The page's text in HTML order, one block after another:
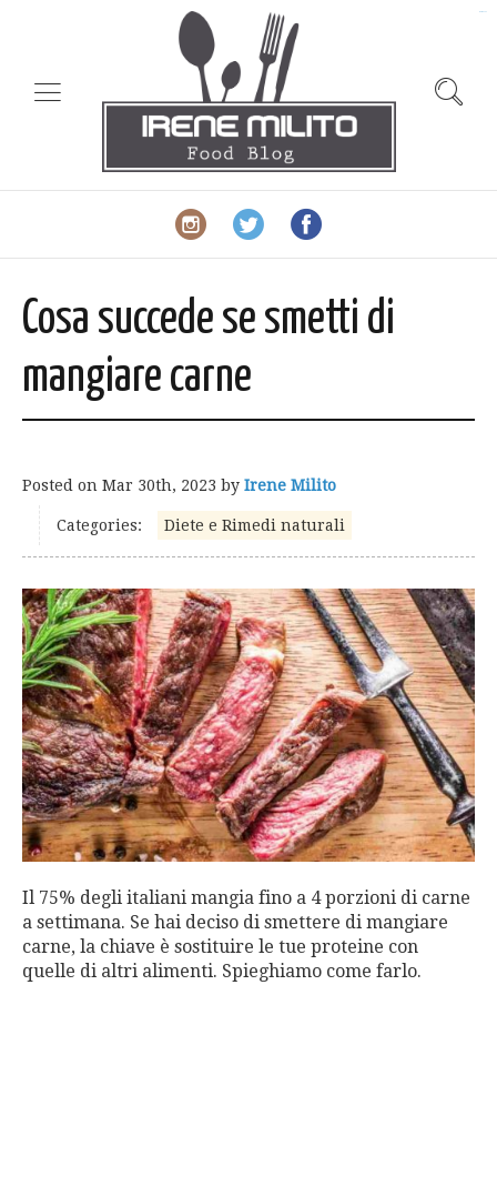
Cosa succede se smetti di
mangiare carne
Posted on Mar 30th, 2023 by Irene Milito
Categories: Diete e Rimedi naturali
Il 75% degli italiani mangia fino a 4 porzioni di carne
a settimana. Se hai deciso di smettere di mangiare
carne, la chiave è sostituire le tue proteine con
quelle di altri alimenti. Spieghiamo come farlo.